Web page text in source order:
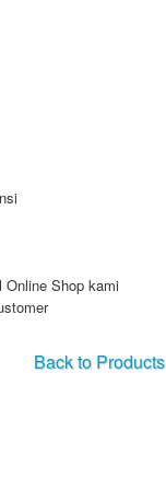
Online Shop kami
Back to Products